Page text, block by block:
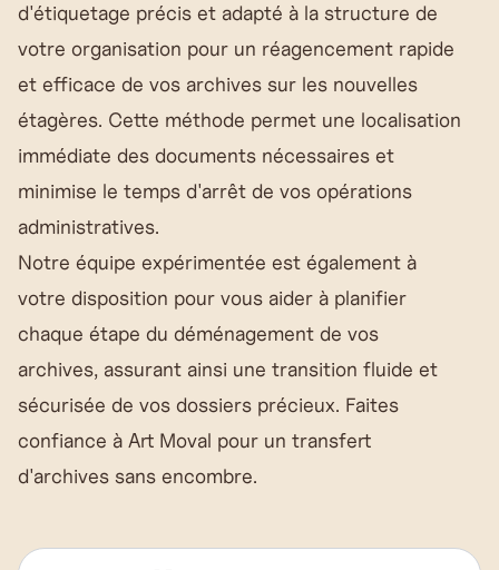
d'étiquetage précis et adapté à la structure de
votre organisation pour un réagencement rapide
et efficace de vos archives sur les nouvelles
étagères. Cette méthode permet une localisation
immédiate des documents nécessaires et
minimise le temps d'arrêt de vos opérations
administratives.
Notre équipe expérimentée est également à
votre disposition pour vous aider à planifier
chaque étape du déménagement de vos
archives, assurant ainsi une transition fluide et
sécurisée de vos dossiers précieux. Faites
confiance à Art Moval pour un transfert
d'archives sans encombre.